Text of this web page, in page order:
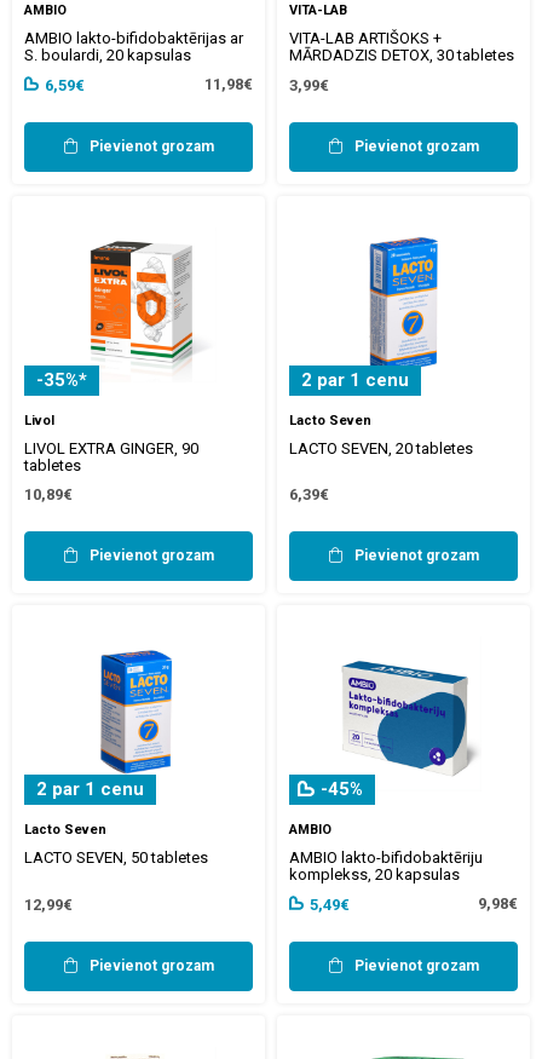
AMBIO
AMBIO lakto-bifidobaktērijas ar
S. boulardi, 20 kapsulas
6,59€
11,98€
Pievienot grozam
VITA-LAB
VITA-LAB ARTIŠOKS +
MĀRDADZIS DETOX, 30 tabletes
3,99€
Pievienot grozam
-35%*
Livol
LIVOL EXTRA GINGER, 90
tabletes
10,89€
Pievienot grozam
2 par 1 cenu
Lacto Seven
LACTO SEVEN, 20 tabletes
6,39€
Pievienot grozam
2 par 1 cenu
Lacto Seven
LACTO SEVEN, 50 tabletes
12,99€
Pievienot grozam
-45%
AMBIO
AMBIO lakto-bifidobaktēriju
komplekss, 20 kapsulas
5,49€
9,98€
Pievienot grozam